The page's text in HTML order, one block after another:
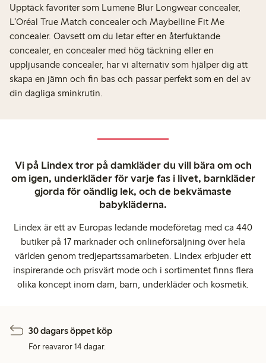
Upptäck favoriter som Lumene Blur Longwear concealer,
L’Oréal True Match concealer och Maybelline Fit Me
concealer. Oavsett om du letar efter en återfuktande
concealer, en concealer med hög täckning eller en
uppljusande concealer, har vi alternativ som hjälper dig att
skapa en jämn och fin bas och passar perfekt som en del av
din dagliga sminkrutin.
Vi på Lindex tror på damkläder du vill bära om och
om igen, underkläder för varje fas i livet, barnkläder
gjorda för oändlig lek, och de bekvämaste
babykläderna.
Lindex är ett av Europas ledande modeföretag med ca 440
butiker på 17 marknader och onlineförsäljning över hela
världen genom tredjepartssamarbeten. Lindex erbjuder ett
inspirerande och prisvärt mode och i sortimentet finns flera
olika koncept inom dam, barn, underkläder och kosmetik.
30 dagars öppet köp
För reavaror 14 dagar.